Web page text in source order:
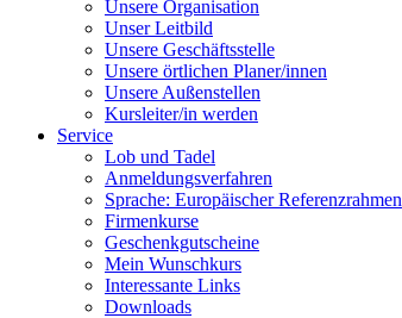
Unsere Organisation
Unser Leitbild
Unsere Geschäftsstelle
Unsere örtlichen Planer/innen
Unsere Außenstellen
Kursleiter/in werden
Service
Lob und Tadel
Anmeldungsverfahren
Sprache: Europäischer Referenzrahmen
Firmenkurse
Geschenkgutscheine
Mein Wunschkurs
Interessante Links
Downloads